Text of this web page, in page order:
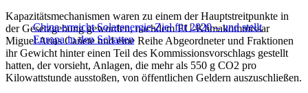
China erreicht Solarenergie-Ziel für 2020 – und stellt
Europa in den Schatten
Kapazitätsmechanismen waren zu einem der Hauptstreitpunkte in
der Gesetzgebung geworden, nachdem EU-Klimakommissar
Miguel Arias Cañete und eine Reihe Abgeordneter und Fraktionen
ihr Gewicht hinter einen Teil des Kommissionsvorschlags gestellt
hatten, der vorsieht, Anlagen, die mehr als 550 g CO2 pro
Kilowattstunde ausstoßen, von öffentlichen Geldern auszuschließen.